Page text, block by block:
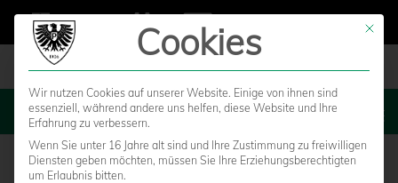
MENU
Mit
Cookies
Wir nutzen Cookies auf unserer Website. Einige von ihnen sind
essenziell, während andere uns helfen, diese Website und Ihre
Erfahrung zu verbessern.
Wenn Sie unter 16 Jahre alt sind und Ihre Zustimmung zu freiwilligen
Diensten geben möchten, müssen Sie Ihre Erziehungsberechtigten
um Erlaubnis bitten.